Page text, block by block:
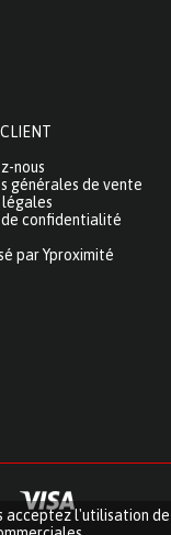
nous
générales de vente
légales
confidentialité
par Yproximité
acceptez l'utilisation de